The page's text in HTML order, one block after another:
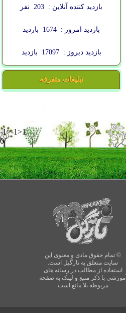
بازدید کننده آنلاین : 203 نفر
بازدید امروز : 1674 بازدید
بازدید دیروز : 17097 بازدید
تبلیغات متفرقه
-1>-1>1
0
© تمام حقوق مادی و معنوی این
سایت متعلق به نارگیل است.
استفاده از مطالب در رسانه های
آموزشی با ذکر منبع و لینک به صفحه
مربوطه بلا مانع است